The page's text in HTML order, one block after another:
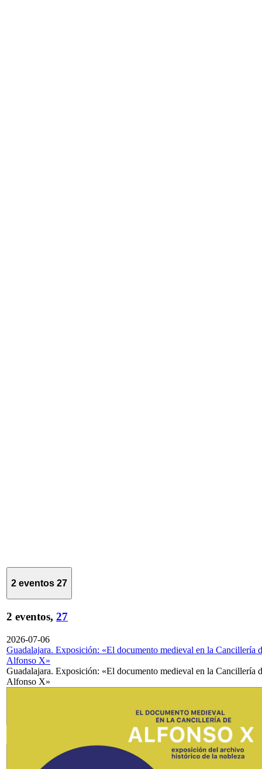
2 eventos 27
2 eventos, 27
2026-07-06
Guadalajara. Exposición: «El documento medieval en la Cancillería
Alfonso X»
Guadalajara. Exposición: «El documento medieval en la Cancillería
Alfonso X»